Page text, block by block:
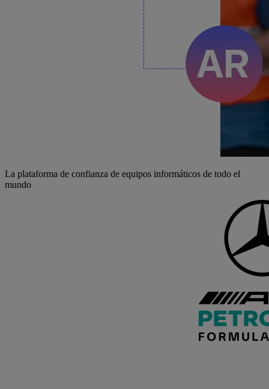
La plataforma de confianza de equipos informáticos de todo el
mundo